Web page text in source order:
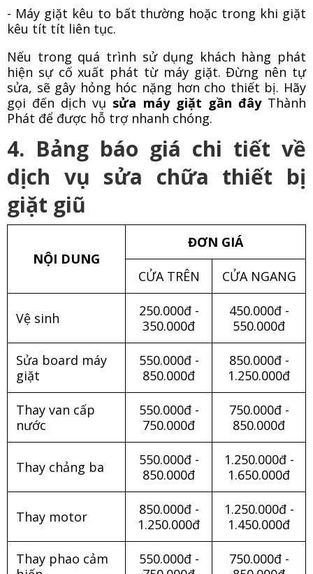
- Máy giặt kêu to bất thường hoặc trong khi giặt
kêu tít tít liên tục.
Nếu trong quá trình sử dụng khách hàng phát
hiện sự cố xuất phát từ máy giặt. Đừng nên tự
sửa, sẽ gây hỏng hóc nặng hơn cho thiết bị. Hãy
gọi đến dịch vụ sửa máy giặt gần đâyThành
Phát để được hỗ trợ nhanh chóng.
4. Bảng báo giá chi tiết về
dịch vụ sửa chữa thiết bị
giặt giũ
NỘI DUNG
ĐƠN GIÁ
CỬA TRÊN CỬA NGANG
Vệ sinh
250.000đ -
350.000đ
450.000đ -
550.000đ
Sửa board máy
giặt
550.000đ -
850.000đ
850.000đ -
1.250.000đ
Thay van cấp
nước
550.000đ -
750.000đ
750.000đ -
850.000đ
Thay chảng ba
550.000đ -
850.000đ
1.250.000đ -
1.650.000đ
Thay motor
850.000đ -
1.250.000đ
1.250.000đ -
1.450.000đ
Thay phao cảm
550.000đ -
750.000đ -